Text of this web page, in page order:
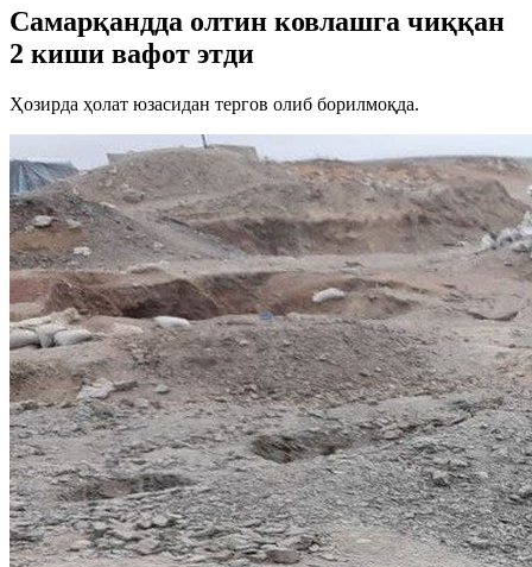
Самарқандда олтин ковлашга чиққан
2 киши вафот этди
Ҳозирда ҳолат юзасидан тергов олиб борилмоқда.